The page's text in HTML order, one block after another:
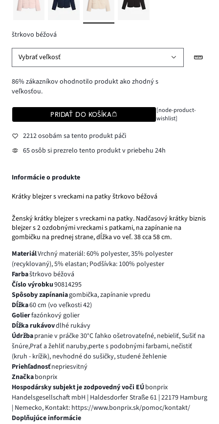
štrkovo béžová
Vybrať veľkosť
86% zákazníkov ohodnotilo produkt ako zhodný s
veľkosťou.
PRIDAŤ DO KOŠÍKA
[node-product-
wishlist]
2212 osobám sa tento produkt páči
65 osôb si prezrelo tento produkt v priebehu 24h
Informácie o produkte
Krátky blejzer s vreckami na patky štrkovo béžová
Ženský krátky blejzer s vreckami na patky. Nadčasový krátky biznis
blejzer s 2 ozdobnými vreckami s patkami, na zapínanie na
gombičku na prednej strane, dĺžka vo veľ. 38 cca 58 cm.
MateriálVrchný materiál: 60% polyester, 35% polyester
(recyklovaný), 5% elastan; Podšívka: 100% polyester
Farbaštrkovo béžová
Číslo výrobku90814295
Spôsoby zapínaniagombička, zapínanie vpredu
Dĺžka60 cm (vo veľkosti 42)
Golierfazónkový golier
Dĺžka rukávovdlhé rukávy
Údržbapranie v práčke 30°C ľahko ošetrovateľné, nebieliť, Sušiť na
šnúre,Prať a žehliť naruby,perte s podobnými farbami, nečistiť
(kruh - krížik), nevhodné do sušičky, studené žehlenie
Priehľadnosťnepriesvitný
Značkabonprix
Hospodársky subjekt je zodpovedný voči EÚbonprix
Handelsgesellschaft mbH | Haldesdorfer Straße 61 | 22179 Hamburg
| Nemecko, Kontakt: https://www.bonprix.sk/pomoc/kontakt/
Doplňujúce informácie